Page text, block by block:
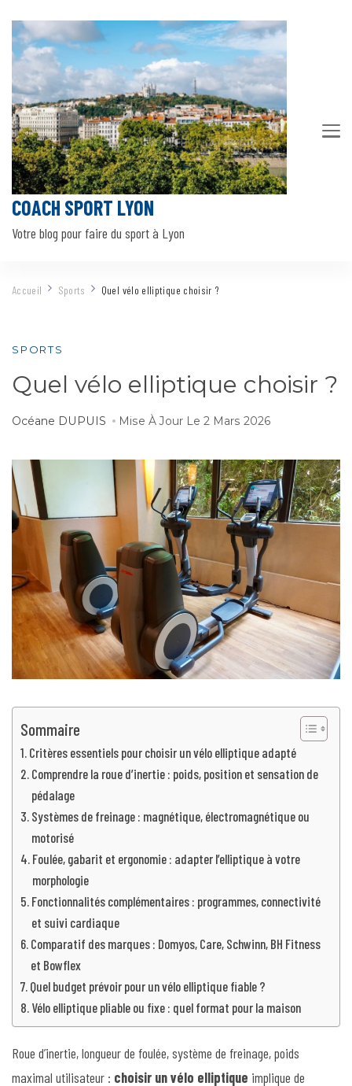
COACH SPORT LYON
Votre blog pour faire du sport à Lyon
Accueil Sports Quel vélo elliptique choisir ?
SPORTS
Quel vélo elliptique choisir ?
Océane DUPUIS Mise À Jour Le 2 Mars 2026
Sommaire
Critères essentiels pour choisir un vélo elliptique adapté
Comprendre la roue d’inertie : poids, position et sensation de
pédalage
Systèmes de freinage : magnétique, électromagnétique ou
motorisé
Foulée, gabarit et ergonomie : adapter l’elliptique à votre
morphologie
Fonctionnalités complémentaires : programmes, connectivité
et suivi cardiaque
Comparatif des marques : Domyos, Care, Schwinn, BH Fitness
et Bowflex
Quel budget prévoir pour un vélo elliptique fiable ?
Vélo elliptique pliable ou fixe : quel format pour la maison
Roue d’inertie, longueur de foulée, système de freinage, poids
maximal utilisateur : choisir un vélo elliptique implique de